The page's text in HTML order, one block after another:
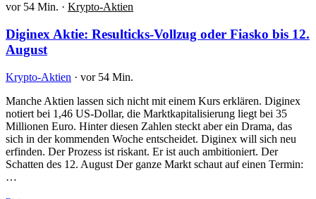
vor 54 Min. · Krypto-Aktien
Diginex Aktie: Resulticks-Vollzug oder Fiasko bis 12.
August
Krypto-Aktien · vor 54 Min.
Manche Aktien lassen sich nicht mit einem Kurs erklären. Diginex
notiert bei 1,46 US-Dollar, die Marktkapitalisierung liegt bei 35
Millionen Euro. Hinter diesen Zahlen steckt aber ein Drama, das
sich in der kommenden Woche entscheidet. Diginex will sich neu
erfinden. Der Prozess ist riskant. Er ist auch ambitioniert. Der
Schatten des 12. August Der ganze Markt schaut auf einen Termin:
…